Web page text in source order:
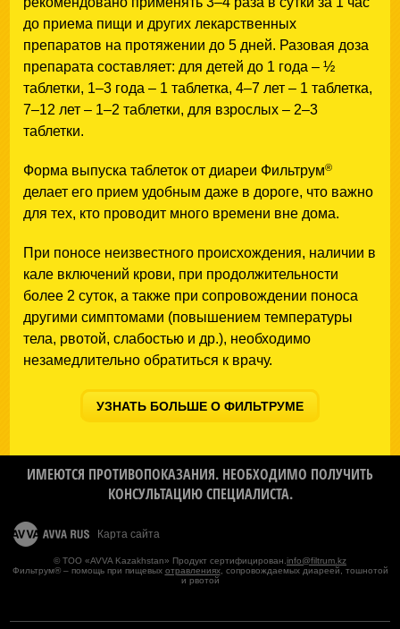
до приема пищи и других лекарственных
препаратов на протяжении до 5 дней. Разовая доза
препарата составляет: для детей до 1 года – ½
таблетки, 1–3 года – 1 таблетка, 4–7 лет – 1 таблетка,
7–12 лет – 1–2 таблетки, для взрослых – 2–3
таблетки.
Форма выпуска таблеток от диареи Фильтрум®
делает его прием удобным даже в дороге, что важно
для тех, кто проводит много времени вне дома.
При поносе неизвестного происхождения, наличии в
кале включений крови, при продолжительности
более 2 суток, а также при сопровождении поноса
другими симптомами (повышением температуры
тела, рвотой, слабостью и др.), необходимо
незамедлительно обратиться к врачу.
УЗНАТЬ БОЛЬШЕ О ФИЛЬТРУМЕ
ИМЕЮТСЯ ПРОТИВОПОКАЗАНИЯ. НЕОБХОДИМО ПОЛУЧИТЬ
КОНСУЛЬТАЦИЮ СПЕЦИАЛИСТА.
Карта сайта
© ТОО «AVVA Kazakhstan» Продукт сертифицирован. info@filtrum.kz
Фильтрум® – помощь при пищевых отравлениях, сопровождаемых диареей, тошнотой
и рвотой